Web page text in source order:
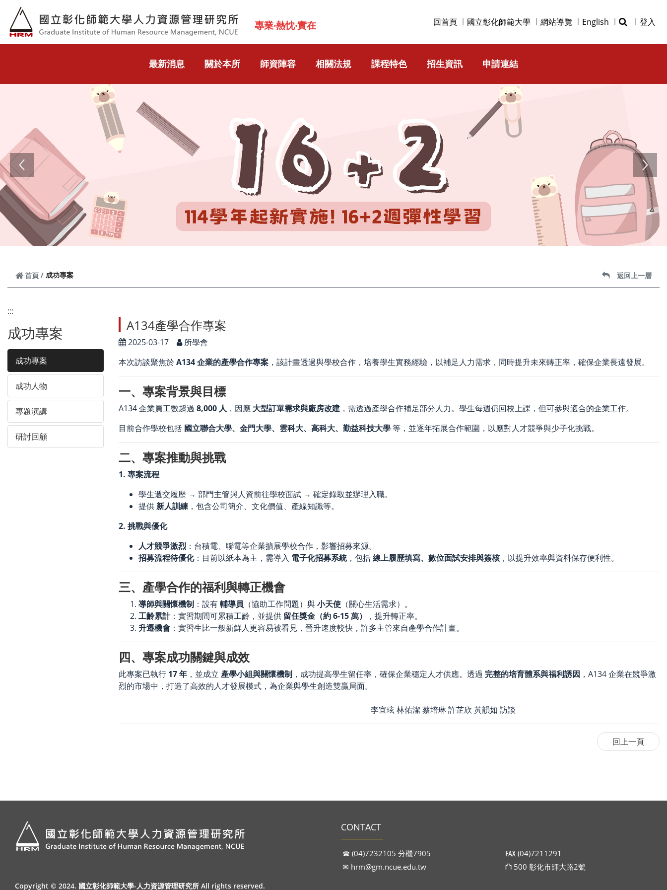
跳到主要內容
專業‧熱忱‧實在 回首頁 國立彰化師範大學 網站導覽 English 登入
最新消息 關於本所 師資陣容 相關法規 課程特色 招生資訊 申請連結
Previous Next
首頁 成功專案 返回上一層
:::
成功專案
成功專案
成功人物
專題演講
研討回顧
A134產學合作專案
2025-03-17
所學會
本次訪談聚焦於A134 企業的產學合作專案 ，該計畫透過與學校合作，培養學生實務經驗，以補足人力需求，同時提升未來轉正率，確保企業長遠發展。
一、專案背景與目標
A134 企業員工數超過 8,000 人 ，因應 大型訂單需求與廠房改建 ，需透過產學合作補足部分人力。學生每週仍回校上課，但可參與適合的企業工作。
目前合作學校包括 國立聯合大學、金門大學、雲科大、高科大、勤益科技大學等，並逐年拓展合作範圍，以應對人才競爭與少子化挑戰。
二、專案推動與挑戰
1. 專案流程
學生遞交履歷 → 部門主管與人資前往學校面試 → 確定錄取並辦理入職。
提供新人訓練，包含公司簡介、文化價值、產線知識等。
2. 挑戰與優化
人才競爭激烈 ：台積電、聯電等企業擴展學校合作，影響招募來源。
招募流程待優化：目前以紙本為主，需導入 電子化招募系統，包括線上履歷填寫、數位面試安排與簽核，以提升效率與資料保存便利性。
三、產學合作的福利與轉正機會
導師與關懷機制 ：設有輔導員 （協助工作問題）與小天使 （關心生活需求）。
工齡累計：實習期間可累積工齡，並提供 留任獎金（約 6-15 萬）
，提升轉正率。
升遷機會 ：實習生比一般新鮮人更容易被看見，晉升速度較快，許多主管來自產學合作計畫。
四、專案成功關鍵與成效
此專案已執行 17 年 ，並成立 產學小組與關懷機制 ，成功提高學生留任率，確保企業穩定人才供應。透過 完整的培育體系與福利誘因 ，A134 企業在競爭激
烈的市場中，打造了高效的人才發展模式，為企業與學生創造雙贏局面。
李宜玹 林佑潔 蔡培琳 許芷欣 黃韻如 訪談
CONTACT
☎︎ (04)7232105 分機7905
✉︎ hrm@gm.ncue.edu.tw
℻ (04)7211291
⛫ 500 彰化市師大路2號
Copyright © 2024. 國立彰化師範大學-人力資源管理研究所 All rights reserved.